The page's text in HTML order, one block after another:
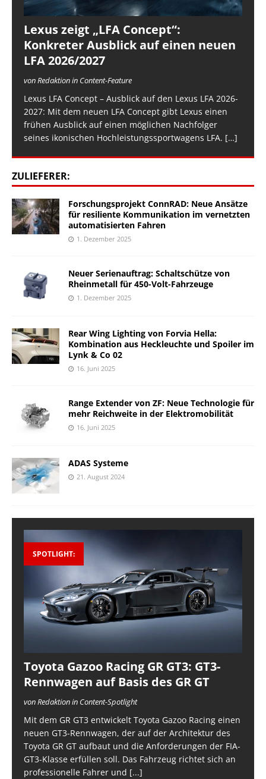
Lexus zeigt „LFA Concept“:
Konkreter Ausblick auf einen neuen
LFA 2026/2027
von Redaktion in Content-Feature
Lexus LFA Concept – Ausblick auf den Lexus LFA 2026-
2027: Mit dem neuen LFA Concept gibt Lexus einen
frühen Ausblick auf einen möglichen Nachfolger
seines ikonischen Hochleistungssportwagens LFA. […]
ZULIEFERER:
Forschungsprojekt ConnRAD: Neue Ansätze
für resiliente Kommunikation im vernetzten
automatisierten Fahren
1. Dezember 2025
Neuer Serienauftrag: Schaltschütze von
Rheinmetall für 450-Volt-Fahrzeuge
1. Dezember 2025
Rear Wing Lighting von Forvia Hella:
Kombination aus Heckleuchte und Spoiler im
Lynk & Co 02
16. Juni 2025
Range Extender von ZF: Neue Technologie für
mehr Reichweite in der Elektromobilität
16. Juni 2025
ADAS Systeme
21. August 2024
SPOTLIGHT:
Toyota Gazoo Racing GR GT3: GT3-
Rennwagen auf Basis des GR GT
von Redaktion in Content-Spotlight
Mit dem GR GT3 entwickelt Toyota Gazoo Racing einen
neuen GT3-Rennwagen, der auf der Architektur des
Toyota GR GT aufbaut und die Anforderungen der FIA-
GT3-Klasse erfüllen soll. Das Fahrzeug richtet sich an
professionelle Fahrer und [...]